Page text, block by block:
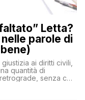
Letta?
parole di
ai diritti civili,
quantità di
senza che
abbia fatto notare